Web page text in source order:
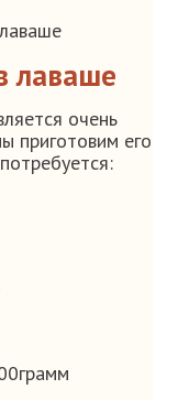
лаваше
очень
приготовим его